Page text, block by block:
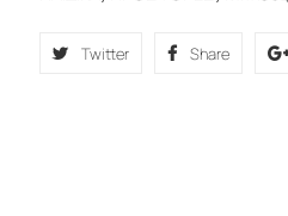
Twitter Share